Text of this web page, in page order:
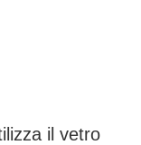
il vetro